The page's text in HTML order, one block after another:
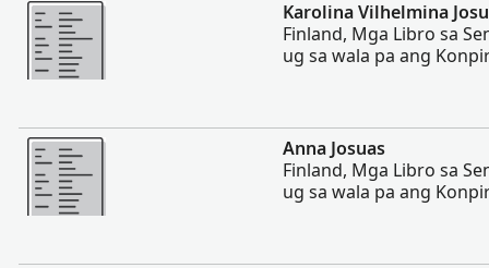
Karolina Vilhelmina
Finland, Mga Libro sa
ug sa wala pa ang
Dugang pa
Anna Josuas
Finland, Mga Libro sa
ug sa wala pa ang